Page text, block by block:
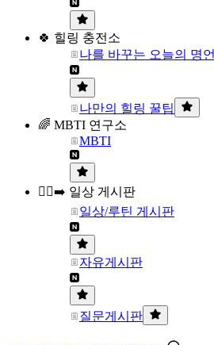
🍀 힐링 충전소
나를 바꾸는 오늘의 명언
나만의 힐링 꿀팁
🌈 MBTI 연구소
MBTI
🏃‍♀️‍➡️ 일상 게시판
일상/루틴 게시판
자유게시판
질문게시판